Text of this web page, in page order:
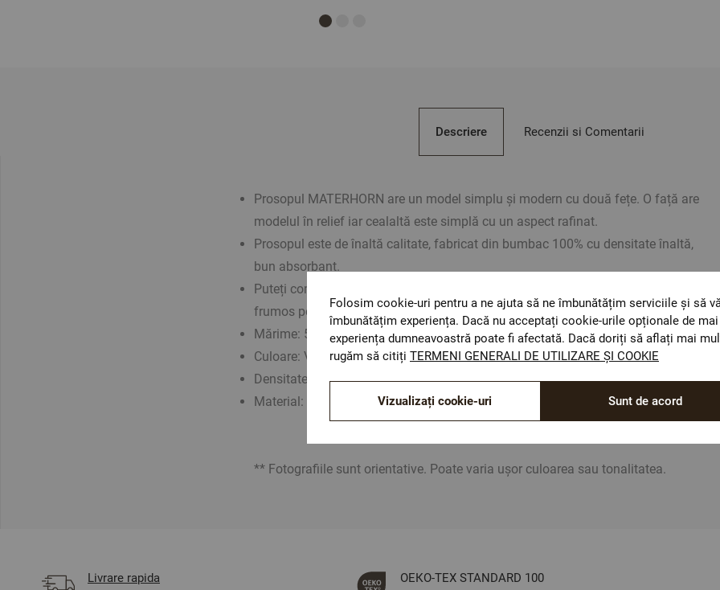
Descriere
Prosopul MATERHORN are un model simplu și modern cu două fețe. O față are
modelul în relief iar cealaltă este simplă cu un aspect rafinat.
Prosopul este de înaltă calitate, fabricat din bumbac 100% cu densitate înaltă,
bun absorbant.
Puteți combina cu celelalte mărimi din această serie și crea un complect foarte
frumos pentru baia dumneravoastră.
Mărime: 50/80 cm
Culoare: Verde
Densitate: 630 gr/m
Material: 100% Bumbac
** Fotografiile sunt orientative. Poate varia ușor culoarea sau tonalitatea.
Recenzii si Comentarii
Livrare rapida
ОЕКО-ТЕX STANDARD 100
Folosim cookie-uri pentru a ne ajuta să ne îmbunătățim serviciile și să
îmbunătățim experiența. Dacă nu acceptați cookie-urile opționale de
experiența dumneavoastră poate fi afectată. Dacă doriți să aflați mai
rugăm să citiți TERMENI GENERALI DE UTILIZARE ȘI COOKIE
Sunt de acord
Vizualizați cookie-uri